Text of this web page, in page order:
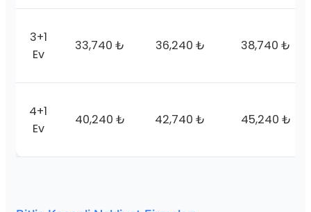
3+1
Ev
33,740 ₺ 36,240 ₺ 38,740 ₺
4+1
Ev
40,240 ₺ 42,740 ₺ 45,240 ₺